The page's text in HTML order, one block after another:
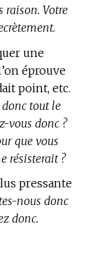
raison. Votre
une
éprouve
point, etc.
donc tout le
vous donc ?
que vous
résisterait ?
pressante
nous donc
donc.